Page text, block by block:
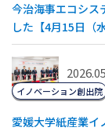
今治海事エコシス
した【4月15日（水
愛媛大学紙産業イ
イノベーション創出院